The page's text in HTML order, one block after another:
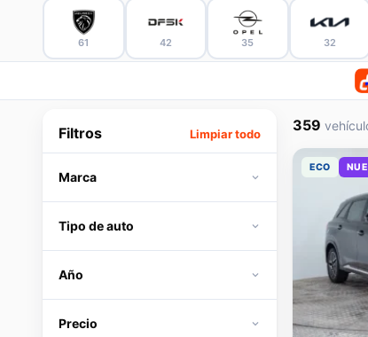
61 42 35 32
Filtros Limpiar todo
Marca
Tipo de auto
Año
Precio
359
ECO